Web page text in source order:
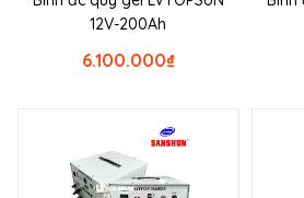
12V-200Ah
₫
6.100.000